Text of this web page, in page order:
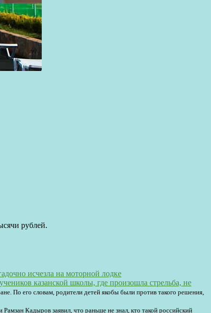
рублей.
исчезла на моторной лодке
казанской школы, где произошла стрельба, не
По его словам, родители детей якобы были против такого решения,
Рамзан Кадыров заявил, что раньше не знал, кто такой российский